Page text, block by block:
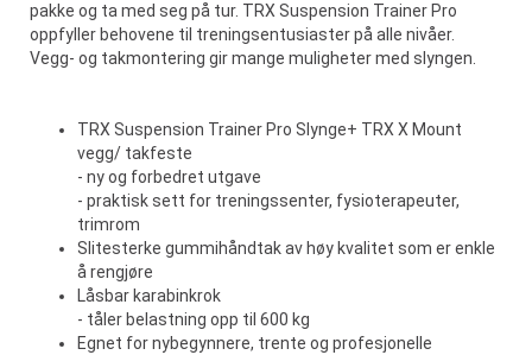
pakke og ta med seg på tur. TRX Suspension Trainer Pro
oppfyller behovene til treningsentusiaster på alle nivåer.
Vegg- og takmontering gir mange muligheter med slyngen.
TRX Suspension Trainer Pro Slynge+ TRX X Mount
vegg/ takfeste
- ny og forbedret utgave
- praktisk sett for treningssenter, fysioterapeuter,
trimrom
Slitesterke gummihåndtak av høy kvalitet som er enkle
å rengjøre
Låsbar karabinkrok
- tåler belastning opp til 600 kg
Egnet for nybegynnere, trente og profesjonelle